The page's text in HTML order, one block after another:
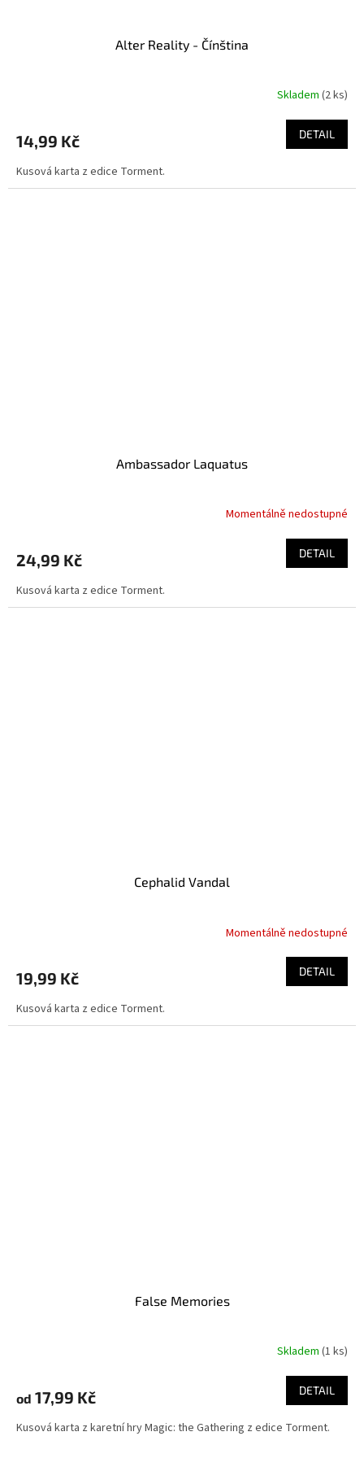
Alter Reality - Čínština
Skladem (2 ks)
14,99 Kč DETAIL
Kusová karta z edice Torment.
Ambassador Laquatus
Momentálně nedostupné
24,99 Kč DETAIL
Kusová karta z edice Torment.
Cephalid Vandal
Momentálně nedostupné
19,99 Kč DETAIL
Kusová karta z edice Torment.
False Memories
Skladem (1 ks)
od 17,99 Kč DETAIL
Kusová karta z karetní hry Magic: the Gathering z edice Torment.